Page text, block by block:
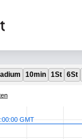
10min 1St 6St
GMT